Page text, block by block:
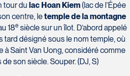
tour du lac Hoan Kiem(lac de l’Épée
centre, letemple de la montagne
18e siècle sur un îlot. D’abord appelé
tard désigné sous le nom temple, où
à Saint Van Uong, considéré comme
son siècle. Souper. (DJ, S)
Laurier
331-0363
Cité
Place de la